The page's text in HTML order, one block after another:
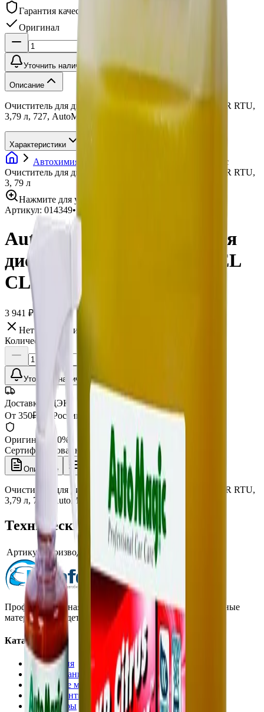
Гарантия качества
Оригинал
Уточнить наличие
Описание
Очиститель для дисков XP CITRUS WHEEL CLEANER RTU,
3,79 л, 727, AutoMagic
Характеристики
Автохимия
AutoMagic
Очиститель для дисков XP CITRUS WHEEL CLEANER RTU,
3, 79 л
Нажмите для увеличения
Артикул: 014349•
AutoMagic Очиститель для
дисков XP CITRUS WHEEL
CLEANER RTU, 3, 79 л
3 941 ₽
Нет в наличии
Количество:
Уточнить наличие
Доставка СДЭК
От 350₽ по России
Оригинал 100%
Сертифицированный товар
Описание Характеристики
Очиститель для дисков XP CITRUS WHEEL CLEANER RTU,
3,79 л, 727, AutoMagic
Технические характеристики
Артикул производителя 727
Профессиональная автохимия, оборудование и расходные
материалы для детейлинга.
Каталог
Автохимия
Оборудование
Расходные материалы
Инструменты
Аксессуары